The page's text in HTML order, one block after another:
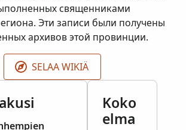
священниками
Эти записи были получены
архивов этой провинции.
SELAA WIKIÄ
Koko
elma